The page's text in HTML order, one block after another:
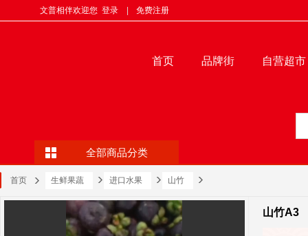
文普相伴欢迎您 登录 免费注册
首页 品牌街 自营超市
全部商品分类
首页 生鲜果蔬 进口水果 山竹
山竹A3